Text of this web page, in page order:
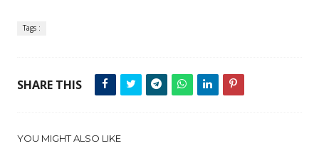
Tags :
SHARE THIS
YOU MIGHT ALSO LIKE